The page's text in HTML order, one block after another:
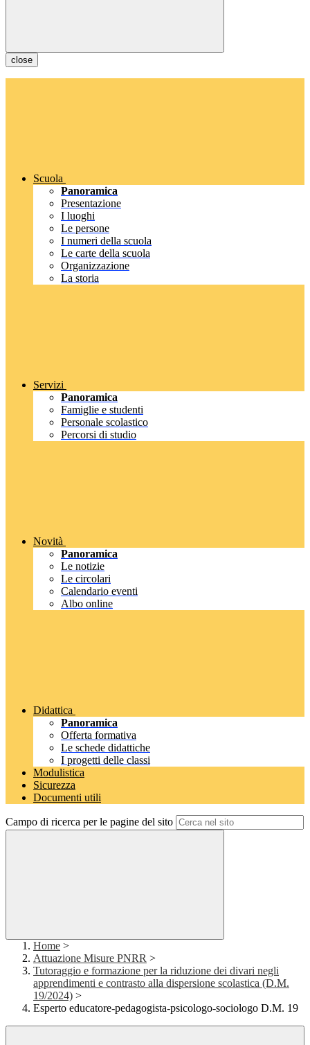
close
Scuola
Panoramica
Presentazione
I luoghi
Le persone
I numeri della scuola
Le carte della scuola
Organizzazione
La storia
Servizi
Panoramica
Famiglie e studenti
Personale scolastico
Percorsi di studio
Novità
Panoramica
Le notizie
Le circolari
Calendario eventi
Albo online
Didattica
Panoramica
Offerta formativa
Le schede didattiche
I progetti delle classi
Modulistica
Sicurezza
Documenti utili
Campo di ricerca per le pagine del sito
Home >
Attuazione Misure PNRR >
Tutoraggio e formazione per la riduzione dei divari negli
apprendimenti e contrasto alla dispersione scolastica (D.M.
19/2024) >
Esperto educatore-pedagogista-psicologo-sociologo D.M. 19